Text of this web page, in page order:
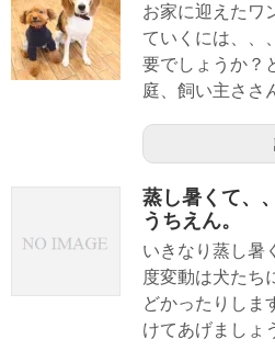
お家に迎えたワ
ていくには、、
要でしょうか？
庭、飼い主ささ
蒸し暑くて、
うちえん。
いきなり蒸し暑
度変動は犬たち
どかったりしま
けてあげましょ